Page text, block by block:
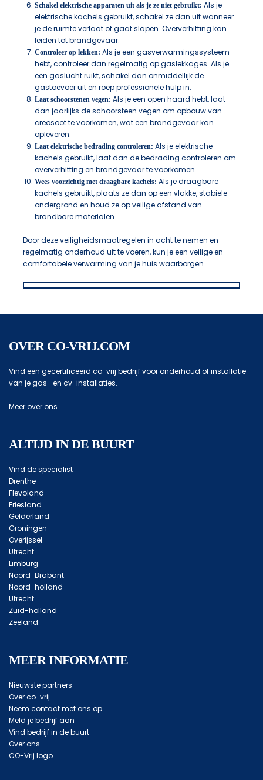
Schakel elektrische apparaten uit als je ze niet gebruikt: Als je
elektrische kachels gebruikt, schakel ze dan uit wanneer
je de ruimte verlaat of gaat slapen. Oververhitting kan
leiden tot brandgevaar.
Controleer op lekken: Als je een gasverwarmingssysteem
hebt, controleer dan regelmatig op gaslekkages. Als je
een gaslucht ruikt, schakel dan onmiddellijk de
gastoevoer uit en roep professionele hulp in.
Laat schoorstenen vegen: Als je een open haard hebt, laat
dan jaarlijks de schoorsteen vegen om opbouw van
creosoot te voorkomen, wat een brandgevaar kan
opleveren.
Laat elektrische bedrading controleren: Als je elektrische
kachels gebruikt, laat dan de bedrading controleren om
oververhitting en brandgevaar te voorkomen.
Wees voorzichtig met draagbare kachels: Als je draagbare
kachels gebruikt, plaats ze dan op een vlakke, stabiele
ondergrond en houd ze op veilige afstand van
brandbare materialen.
Door deze veiligheidsmaatregelen in acht te nemen en
regelmatig onderhoud uit te voeren, kun je een veilige en
comfortabele verwarming van je huis waarborgen.
OVER CO-VRIJ.COM
Vind een gecertificeerd co-vrij bedrijf voor onderhoud of installatie
van je gas- en cv-installaties.
Meer over ons
ALTIJD IN DE BUURT
Vind de specialist
Drenthe
Flevoland
Friesland
Gelderland
Groningen
Overijssel
Utrecht
Limburg
Noord-Brabant
Noord-holland
Utrecht
Zuid-holland
Zeeland
MEER INFORMATIE
Nieuwste partners
Over co-vrij
Neem contact met ons op
Meld je bedrijf aan
Vind bedrijf in de buurt
Over ons
CO-Vrij logo